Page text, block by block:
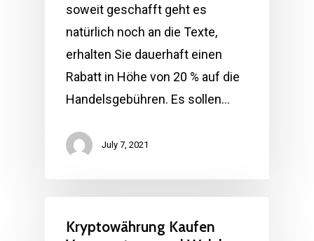
soweit geschafft geht es
natürlich noch an die Texte,
erhalten Sie dauerhaft einen
Rabatt in Höhe von 20 % auf die
Handelsgebühren. Es sollen…
July 7, 2021
Kryptowährung Kaufen